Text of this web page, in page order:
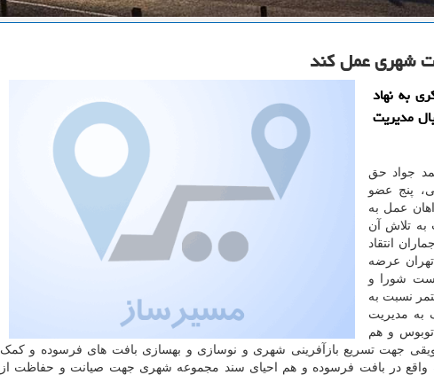
شهری عمل كند
به نهاد
مدیریت
جواد حق
پنج عضو
عمل به
به تلاش آن
انتقاد
عرضه
شورا و
نسبت به
به مدیریت
و هم
جهت تسریع بازآفرینی شهری و نوسازی و بهسازی بافت های فرسوده و کمک
واقع در بافت فرسوده و هم احیای سند مجموعه شهری جهت صیانت و حفاظت از